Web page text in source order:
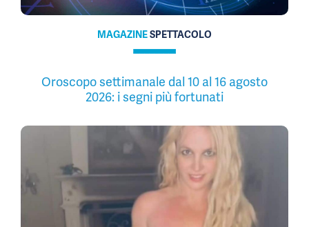
MAGAZINESPETTACOLO
Oroscopo settimanale dal 10 al 16 agosto
2026: i segni più fortunati